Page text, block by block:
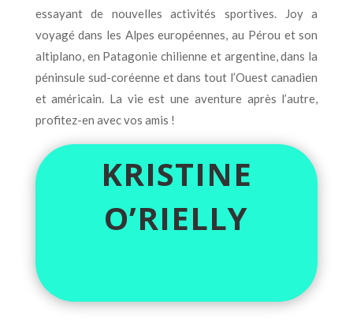
essayant de nouvelles activités sportives. Joy a
voyagé dans les Alpes européennes, au Pérou et son
altiplano, en Patagonie chilienne et argentine, dans la
péninsule sud-coréenne et dans tout l’Ouest canadien
et américain. La vie est une aventure après l’autre,
profitez-en avec vos amis !
KRISTINE
O’RIELLY